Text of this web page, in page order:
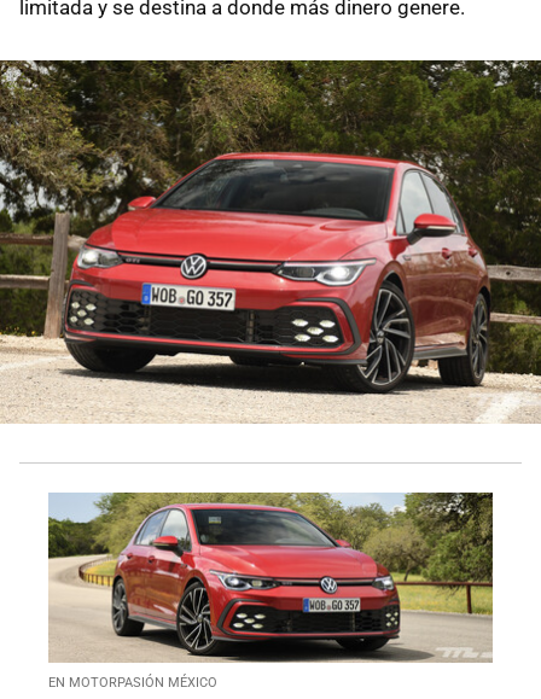
limitada y se destina a donde más dinero genere.
EN MOTORPASIÓN MÉXICO